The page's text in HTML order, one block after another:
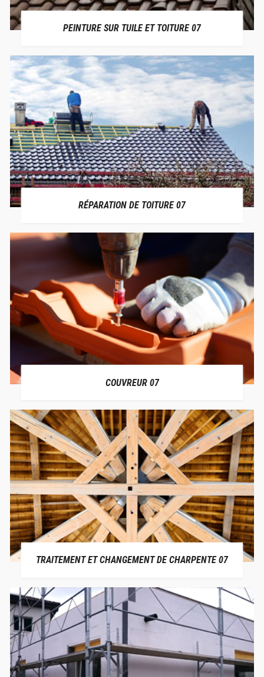
PEINTURE SUR TUILE ET TOITURE 07
RÉPARATION DE TOITURE 07
COUVREUR 07
TRAITEMENT ET CHANGEMENT DE CHARPENTE 07